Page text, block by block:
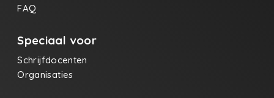
FAQ
Speciaal voor
Schrijfdocenten
Organisaties